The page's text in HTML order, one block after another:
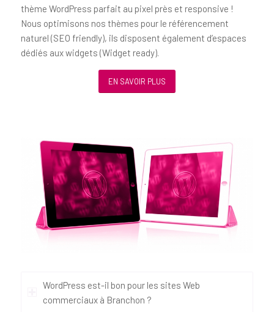
thème WordPress parfait au pixel près et responsive !
Nous optimisons nos thèmes pour le référencement
naturel (SEO friendly), ils disposent également d’espaces
dédiés aux widgets (Widget ready).
EN SAVOIR PLUS
WordPress est-il bon pour les sites Web
commerciaux à Branchon ?